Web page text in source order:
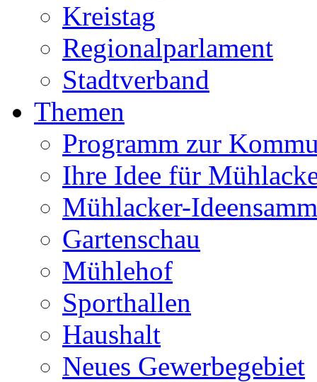
Kreistag
Regionalparlament
Stadtverband
Themen
Programm zur
Ihre Idee für
Mühlacker-
Gartenschau
Mühlehof
Sporthallen
Haushalt
Neues Gewerbegebiet